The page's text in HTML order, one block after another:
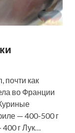
почти как
во Франции
— 400-500 г
г Лук…